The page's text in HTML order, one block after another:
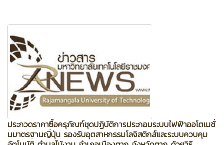
ประกวดราคาซื้อครุภัณฑ์ชุดปฏิบัติการประกอบระบบไฟฟ้าออโตเมชั่
นมาตรฐานญี่ปุ่น รองรับอุตสาหกรรมโลจิสติกส์และระบบควบคุม